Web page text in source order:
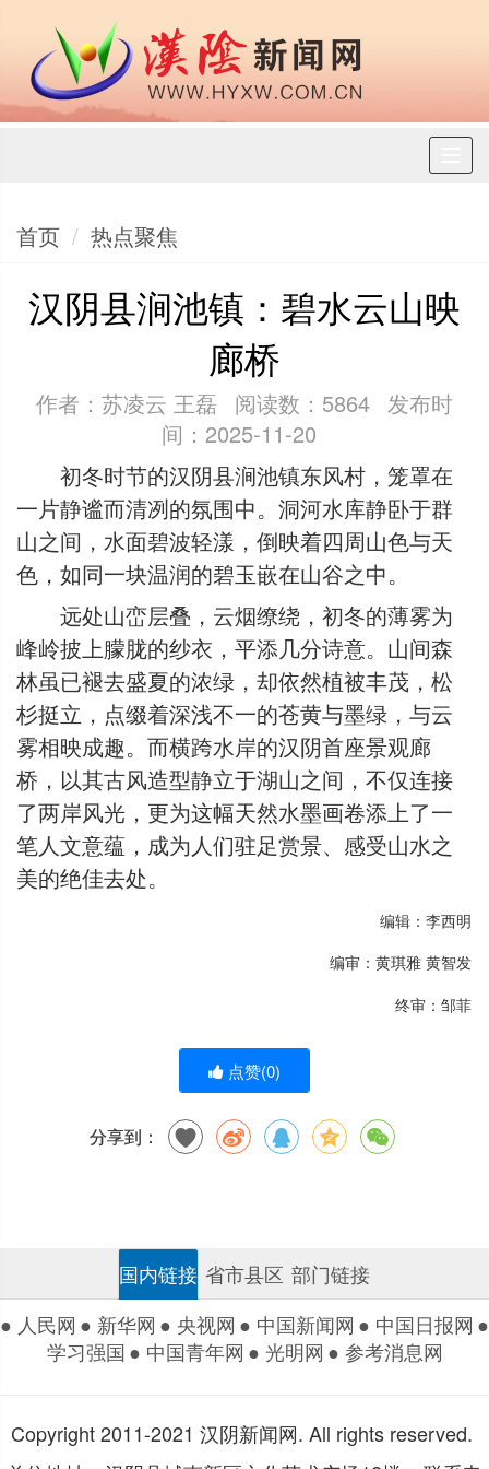
首页 热点聚焦
汉阴县涧池镇：碧水云山映
廊桥
作者：苏凌云 王磊 阅读数：5864 发布时
间：2025-11-20
初冬时节的汉阴县涧池镇东风村，笼罩在
一片静谧而清冽的氛围中。洞河水库静卧于群
山之间，水面碧波轻漾，倒映着四周山色与天
色，如同一块温润的碧玉嵌在山谷之中。
远处山峦层叠，云烟缭绕，初冬的薄雾为
峰岭披上朦胧的纱衣，平添几分诗意。山间森
林虽已褪去盛夏的浓绿，却依然植被丰茂，松
杉挺立，点缀着深浅不一的苍黄与墨绿，与云
雾相映成趣。而横跨水岸的汉阴首座景观廊
桥，以其古风造型静立于湖山之间，不仅连接
了两岸风光，更为这幅天然水墨画卷添上了一
笔人文意蕴，成为人们驻足赏景、感受山水之
美的绝佳去处。
编辑：李西明
编审：黄琪雅 黄智发
终审：邹菲
点赞(0)
分享到：
国内链接 省市县区 部门链接
● 人民网 ● 新华网 ● 央视网 ● 中国新闻网 ● 中国日报网 ●
学习强国● 中国青年网 ● 光明网 ● 参考消息网
Copyright 2011-2021 汉阴新闻网. All rights reserved.